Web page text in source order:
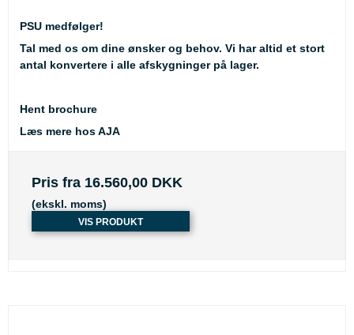
PSU medfølger!
Tal med os om dine ønsker og behov. Vi har altid et stort
antal konvertere i alle afskygninger på lager.
Hent brochure
Læs mere hos AJA
Pris fra 16.560,00 DKK
(ekskl. moms)
VIS PRODUKT